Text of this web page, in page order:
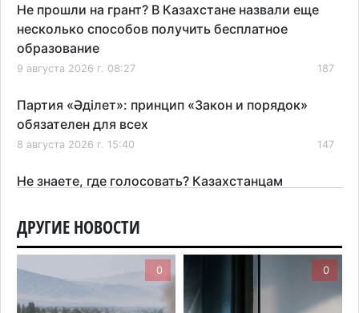
Не прошли на грант? В Казахстане назвали еще
несколько способов получить бесплатное
образование
9 августа 2026 г. 08:27 187
Партия «Әділет»: принцип «Закон и порядок»
обязателен для всех
8 августа 2026 г. 15:40 147
Не знаете, где голосовать? Казахстанцам
Курултай
8 августа 2026 г. 09:47
Пугающий пожар сняли очевидцы в Байсерке:
стали известны подробности
ДРУГИЕ НОВОСТИ
0 0